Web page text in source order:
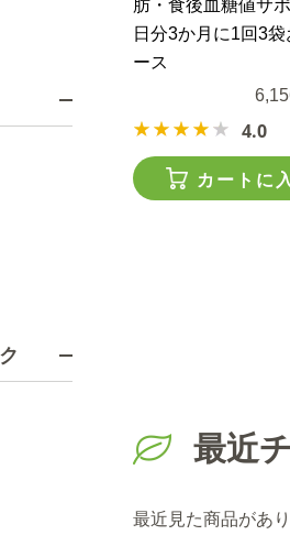
肪・食後血糖値サ
日分3か月に1回3袋
ース
4.0
カートに
最近
最近見た商品があり